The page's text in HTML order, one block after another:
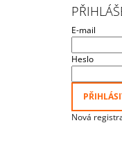
E-mail
Heslo
Nová
815 Kč